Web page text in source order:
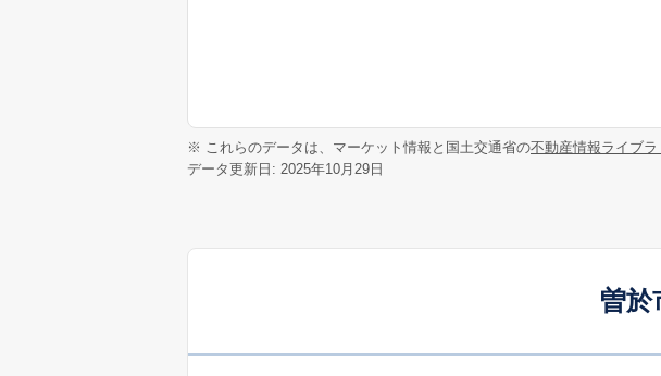
※ これらのデータは、マーケット情報と国土交通省の不動産情報ライブラ
データ更新日: 2025年10月29日
曽於